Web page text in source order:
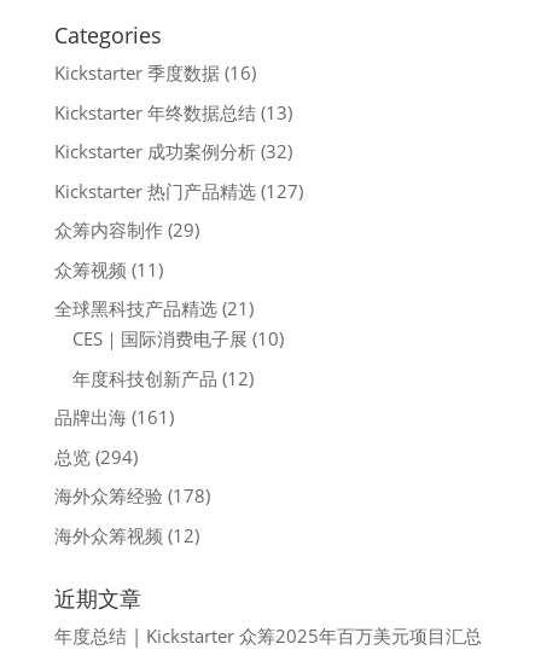
Categories
Kickstarter 季度数据(16)
Kickstarter 年终数据总结(13)
Kickstarter 成功案例分析(32)
Kickstarter 热门产品精选(127)
众筹内容制作(29)
众筹视频 (11)
全球黑科技产品精选(21)
CES｜国际消费电子展 (10)
年度科技创新产品 (12)
品牌出海(161)
总览(294)
海外众筹经验 (178)
海外众筹视频 (12)
近期文章
年度总结 | Kickstarter 众筹2025年百万美元项目汇总